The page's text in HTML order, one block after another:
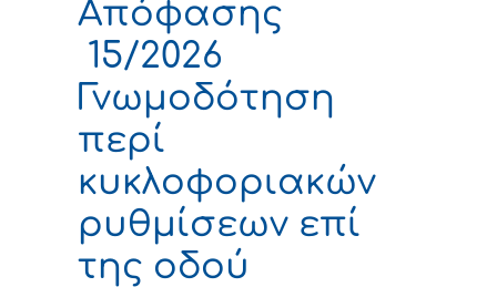
Απόφασης
15/2026
Γνωμοδότηση
περί
κυκλοφοριακών
ρυθμίσεων επί
της οδού